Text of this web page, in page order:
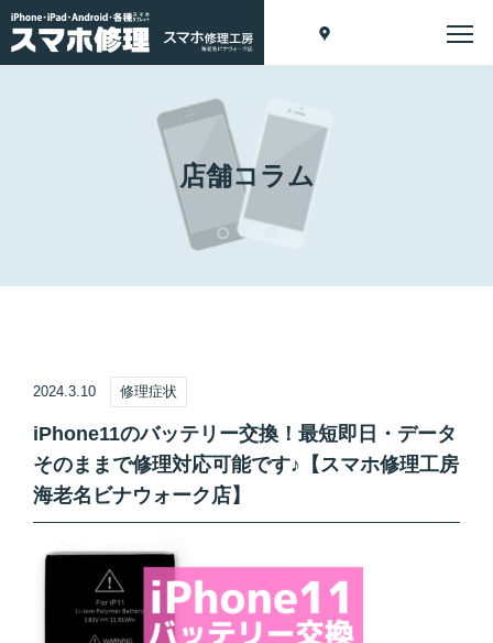
店舗コラム
2024.3.10 修理症状
iPhone11のバッテリー交換！最短即日・データ
そのままで修理対応可能です♪【スマホ修理工房
海老名ビナウォーク店】